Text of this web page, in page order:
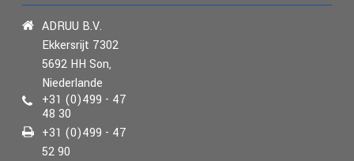
ADRUU B.V.
Ekkersrijt 7302
5692 HH Son,
Niederlande
+31 (0)499 - 47
48 30
+31 (0)499 - 47
52 90